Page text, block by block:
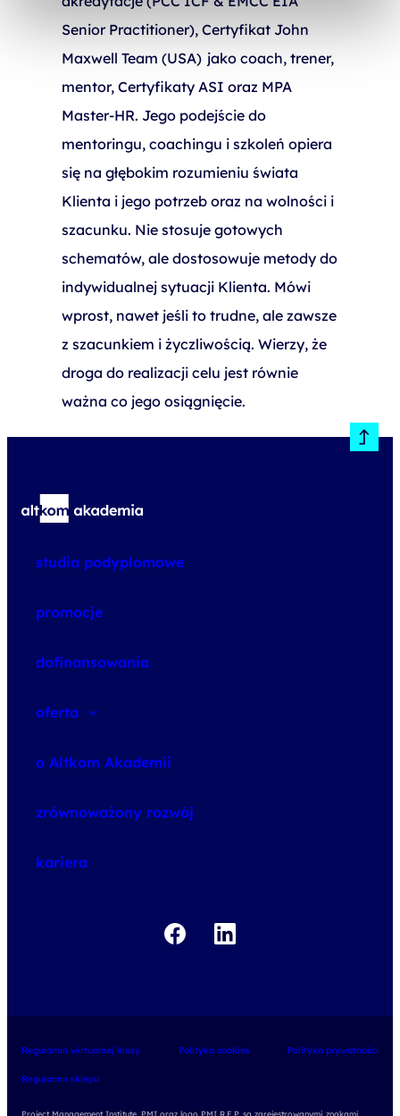
Senior Practitioner), Certyfikat John
Maxwell Team (USA) jako coach, trener,
mentor, Certyfikaty ASI oraz MPA
Master-HR. Jego podejście do
mentoringu, coachingu i szkoleń opiera
się na głębokim rozumieniu świata
Klienta i jego potrzeb oraz na wolności i
szacunku. Nie stosuje gotowych
schematów, ale dostosowuje metody do
indywidualnej sytuacji Klienta. Mówi
wprost, nawet jeśli to trudne, ale zawsze
z szacunkiem i życzliwością. Wierzy, że
droga do realizacji celu jest równie
ważna co jego osiągnięcie.
studia podyplomowe
promocje
dofinansowania
oferta
o Altkom Akademii
zrównoważony rozwój
kariera
Regulamin wirtualnej klasy Polityka cookies Polityka prywatności
Regulamin sklepu
Project Management Institute, PMI oraz logo PMI R.E.P. są zarejestrowanymi znakami